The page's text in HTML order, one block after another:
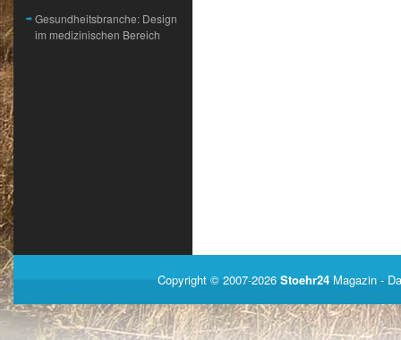
Gesundheitsbranche: Design
im medizinischen Bereich
Copyright © 2007-2026 Stoehr24 Magazin -